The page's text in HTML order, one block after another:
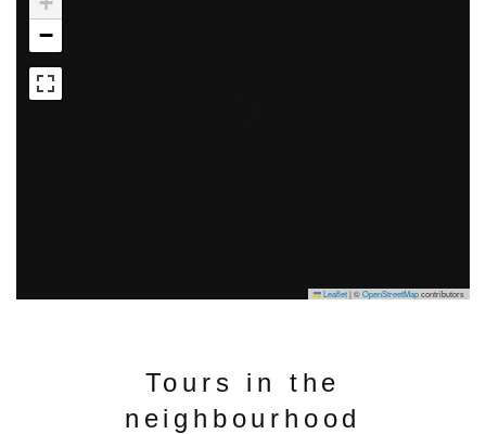
−
Leaflet|©OpenStreetMapcontributors
Tours in the
neighbourhood